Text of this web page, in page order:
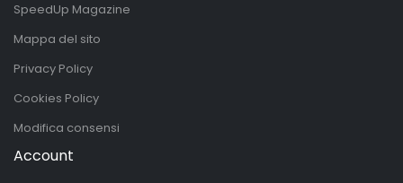
SpeedUp Magazine
Mappa del sito
Privacy Policy
Cookies Policy
Modifica consensi
Account